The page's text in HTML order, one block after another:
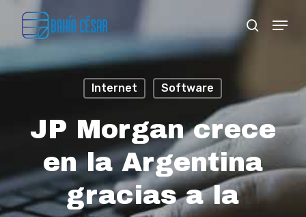
content
search
Menu
Internet Software
JP Morgan crece
en la Argentina
gracias a la